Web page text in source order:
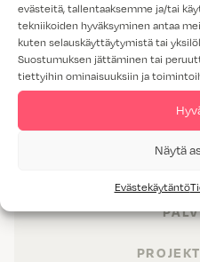
evästeitä, tallentaaksemme ja/tai
tekniikoiden hyväksyminen antaa
kuten selauskäyttäytymistä tai
Suostumuksen jättäminen tai
tiettyihin ominaisuuksiin ja
Näytä
Evästekäytäntö